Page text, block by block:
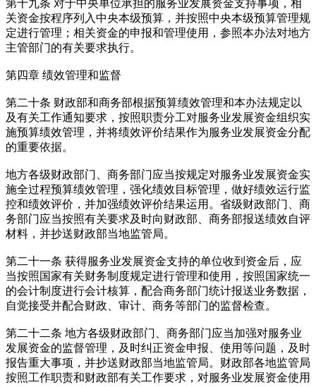
第十九条 对于中央单位承担的服务业发展资金支持事项，相
关资金按程序列入中央本级预算，并按照中央本级预算管理规
定进行管理；相关资金的申报和管理使用，参照本办法对地方
主管部门的有关要求执行。
第四章 绩效管理和监督
第二十条 财政部和商务部根据预算绩效管理和本办法规定以
及有关工作通知要求，按照职责分工对服务业发展资金组织实
施预算绩效管理，并将绩效评价结果作为服务业发展资金分配
的重要依据。
地方各级财政部门、商务部门应当按规定对服务业发展资金实
施全过程预算绩效管理，强化绩效目标管理，做好绩效运行监
控和绩效评价，并加强绩效评价结果运用。省级财政部门、商
务部门应当按照有关要求及时向财政部、商务部报送绩效自评
材料，并抄送财政部当地监管局。
第二十一条 获得服务业发展资金支持的单位收到资金后，应
当按照国家有关财务制度规定进行管理和使用，按照国家统一
的会计制度进行会计核算，配合商务部门统计报送业务数据，
自觉接受并配合财政、审计、商务等部门的监督检查。
第二十二条 地方各级财政部门、商务部门应当加强对服务业
发展资金的监督管理，及时纠正资金申报、使用等问题，及时
报告重大事项，并抄送财政部当地监管局。财政部各地监管局
按照工作职责和财政部有关工作要求，对服务业发展资金使用